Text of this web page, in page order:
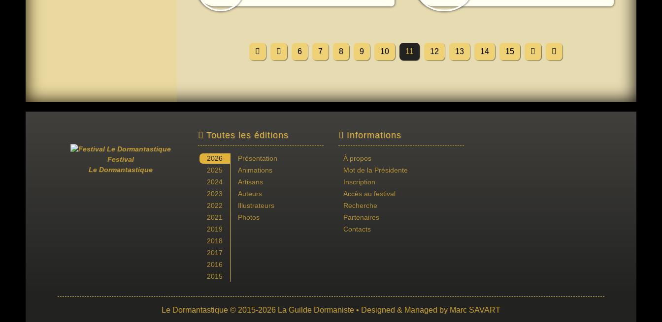
6 7 8 9 10 11 12 13 14 15
Festival
Le Dormantastique
Toutes les éditions
2026
2025
2024
2023
2022
2021
2019
2018
2017
2016
2015
Présentation
Animations
Artisans
Auteurs
Illustrateurs
Photos
Informations
À propos
Mot de la Présidente
Inscription
Accès au festival
Recherche
Partenaires
Contacts
Le Dormantastique © 2015-2026 La Guilde Dormaniste • Designed & Managed by Marc SAVART